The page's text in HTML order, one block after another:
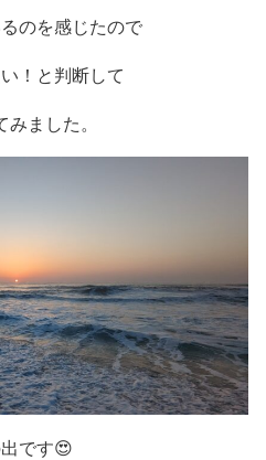
のを感じたので
！と判断して
ました。
です😍